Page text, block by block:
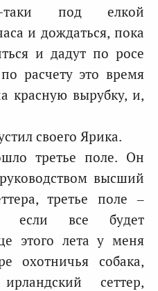
таки под елкой
и дождаться, пока
и дадут по росе
расчету это время
вырубку, и,
своего Ярика.
третье поле. Он
высший
третье поле –
если все будет
этого лета у меня
охотничья собака,
сеттер,